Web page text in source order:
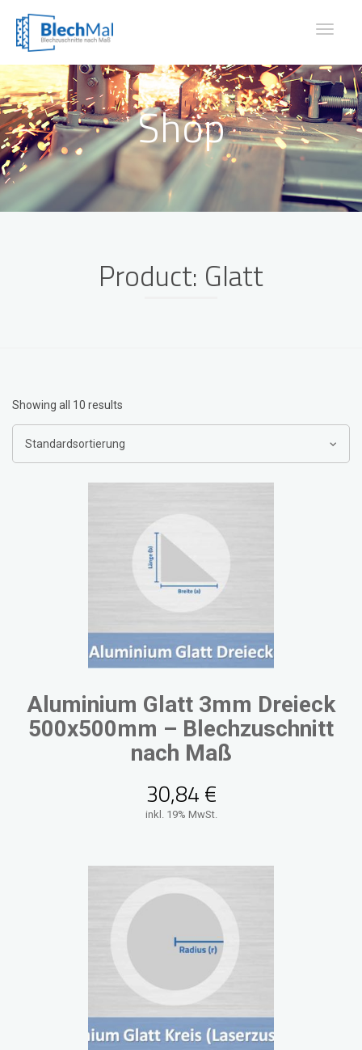
Toggle
Shop
Product: Glatt
Showing all 10 results
Aluminium Glatt 3mm Dreieck
500x500mm – Blechzuschnitt
nach Maß
30,84€
inkl. 19% MwSt.